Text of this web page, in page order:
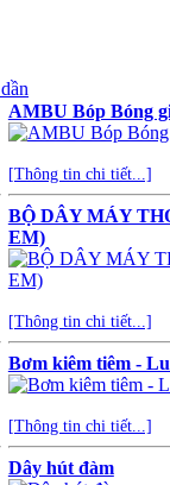
AMBU Bóp Bóng
[Thông tin chi tiết...]
BỘ DÂY MÁY
EM)
[Thông tin chi tiết...]
Bơm kiêm tiêm -
[Thông tin chi tiết...]
Dây hút đàm